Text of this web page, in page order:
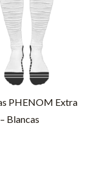
PHENOM Extra
Blancas